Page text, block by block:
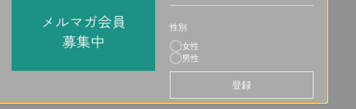
商品ページはこちら
】
性別
女性
男性
登録